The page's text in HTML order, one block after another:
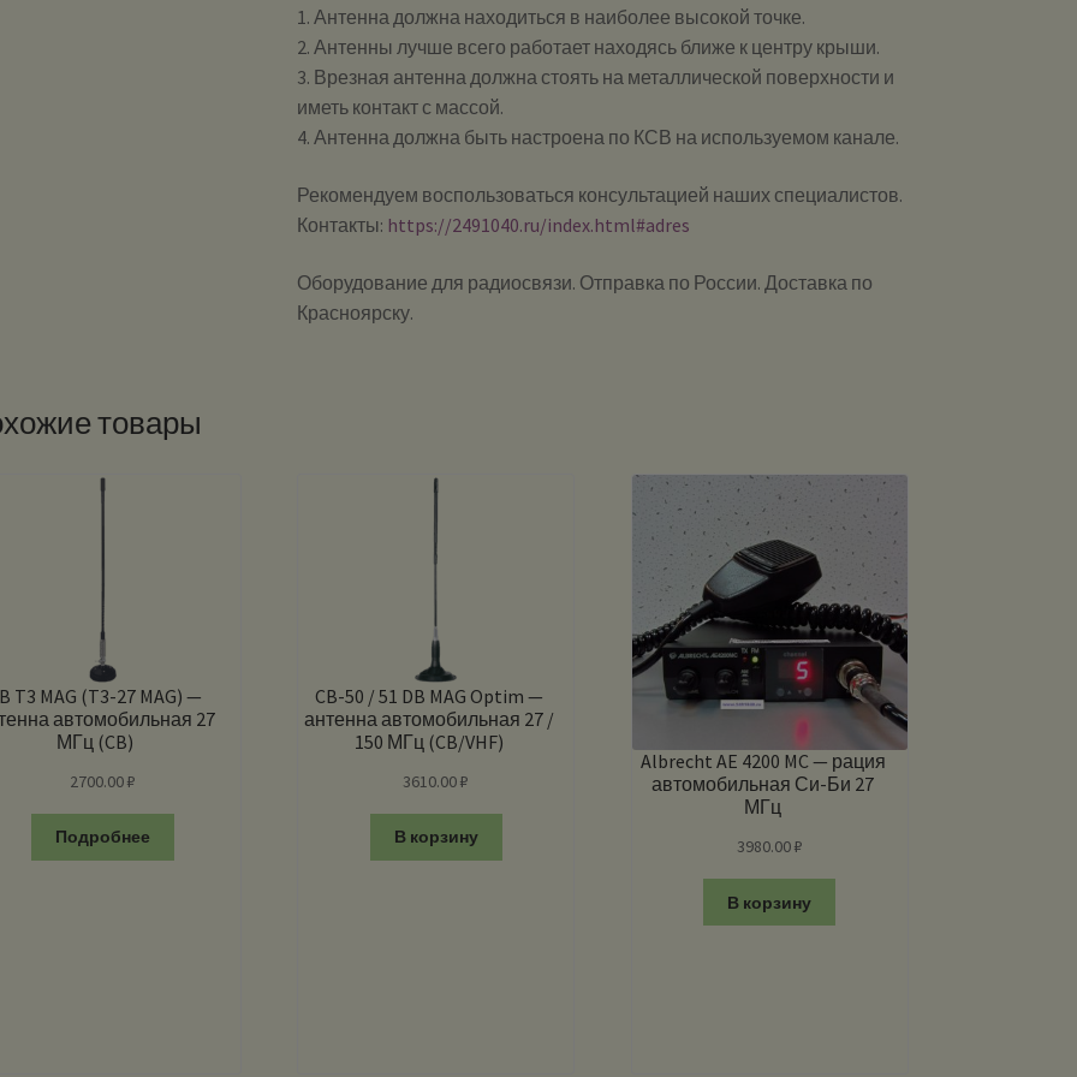
1. Антенна должна находиться в наиболее высокой точке.
2. Антенны лучше всего работает находясь ближе к центру крыши.
3. Врезная антенна должна стоять на металлической поверхности и
иметь контакт с массой.
4. Антенна должна быть настроена по КСВ на используемом канале.
Рекомендуем воспользоваться консультацией наших специалистов.
Контакты: https://2491040.ru/index.html#adres
Оборудование для радиосвязи. Отправка по России. Доставка по
Красноярску.
товары
T3 MAG (T3-27 MAG) —
автомобильная 27
МГц (CB)
2700.00₽
Подробнее
CB-50 / 51 DB MAG Optim —
антенна автомобильная 27 /
150 МГц (CB/VHF)
3610.00₽
В корзину
Albrecht AE 4200 MC — рация
автомобильная Си-Би 27
МГц
3980.00₽
В корзину